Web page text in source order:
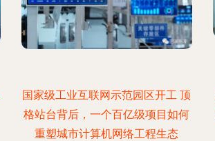
国家级工业互联网示范园区开工 顶
格站台背后，一个百亿级项目如何
重塑城市计算机网络工程生态